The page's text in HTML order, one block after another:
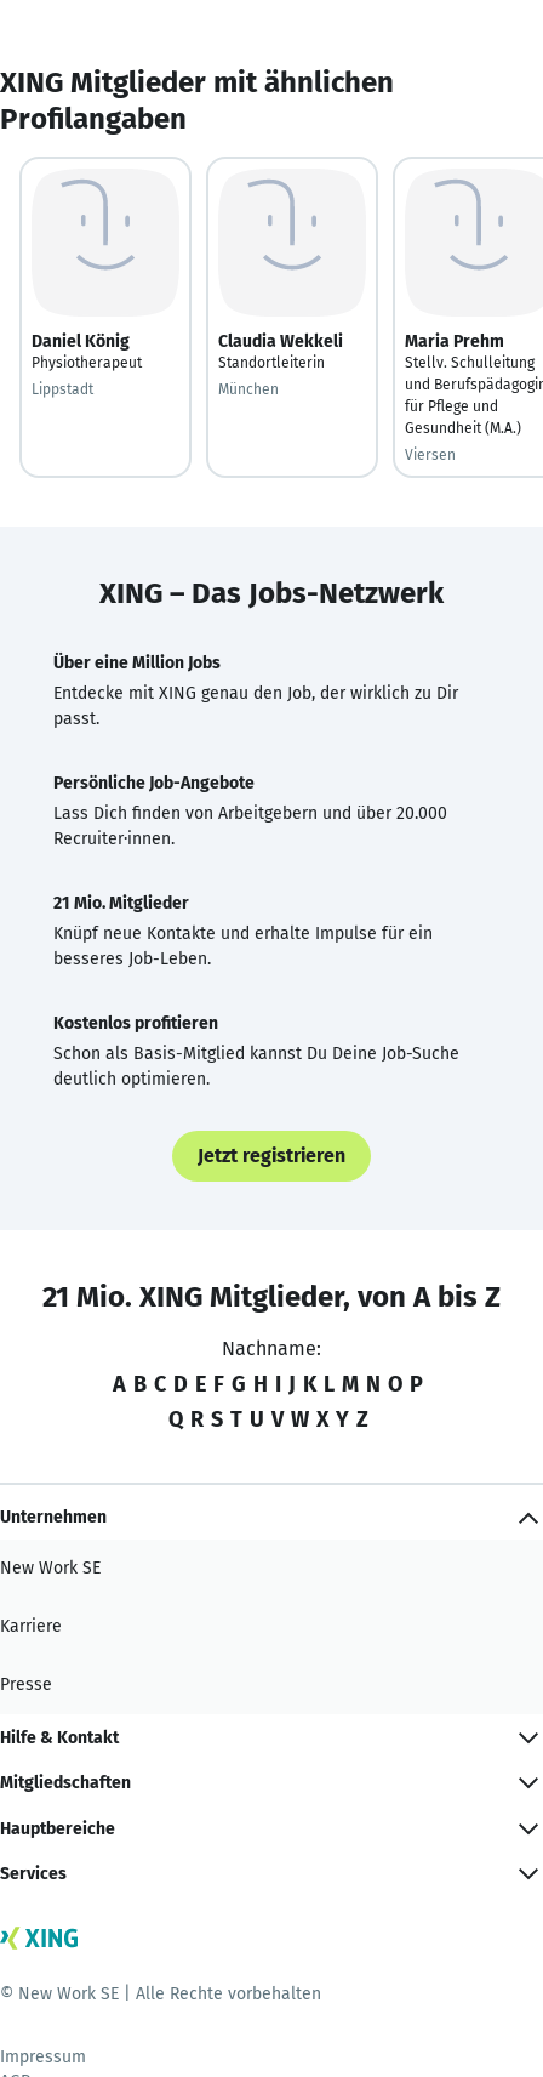
XING Mitglieder mit ähnlichen
Profilangaben
Daniel König
Physiotherapeut
Lippstadt
Claudia Wekkeli
Standortleiterin
München
Maria Prehm
Stellv. Schulleitung
und
für Pflege und
Gesundheit (M.A.)
Viersen
XING – Das Jobs-Netzwerk
Über eine Million Jobs
Entdecke mit XING genau den Job, der wirklich zu Dir
passt.
Persönliche Job-Angebote
Lass Dich finden von Arbeitgebern und über 20.000
Recruiter·innen.
21 Mio. Mitglieder
Knüpf neue Kontakte und erhalte Impulse für ein
besseres Job-Leben.
Kostenlos profitieren
Schon als Basis-Mitglied kannst Du Deine Job-Suche
deutlich optimieren.
Jetzt registrieren
21 Mio. XING Mitglieder, von A bis Z
Nachname:
A B C D E F G H I J K L M N O P
Q R S T U V W X Y Z
Unternehmen
New Work SE
Karriere
Presse
Hilfe & Kontakt
Mitgliedschaften
Hauptbereiche
Services
© New Work SE | Alle Rechte vorbehalten
Impressum